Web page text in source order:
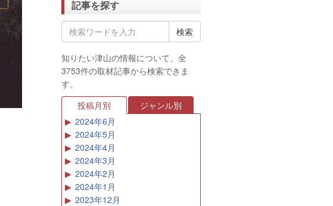
記事を探す
知りたい津山の情報について、全
3753件の取材記事から検索できま
す。
投稿月別
ジャンル別
2024年6月
2024年5月
2024年4月
2024年3月
2024年2月
2024年1月
2023年12月